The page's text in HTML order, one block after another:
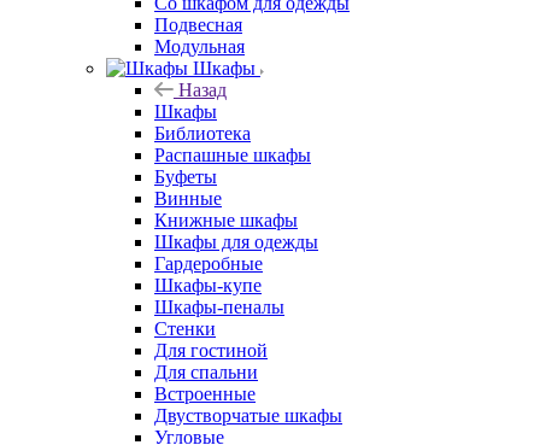
Подвесная
Модульная
Шкафы
Назад
Шкафы
Библиотека
Распашные шкафы
Буфеты
Винные
Книжные шкафы
Шкафы для одежды
Гардеробные
Шкафы-купе
Шкафы-пеналы
Стенки
Для гостиной
Для спальни
Встроенные
Двустворчатые шкафы
Угловые